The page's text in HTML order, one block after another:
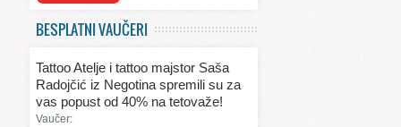
Svet kulinarstva
Svet lepote
BESPLATNI VAUČERI
Tattoo Atelje i tattoo majstor Saša
Radojčić iz Negotina spremili su za
vas popust od 40% na tetovaže!
Vaučer: